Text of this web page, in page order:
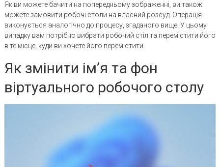
Як ви можете бачити на попередньому зображенні, ви також
можете замовити робочі столи на власний розсуд. Операція
виконується аналогічно до процесу, згаданого вище. У цьому
випадку вам потрібно вибрати робочий стіл та перемістити його
в те місце, куди ви хочете його перемістити.
Як змінити ім’я та фон
віртуального робочого столу